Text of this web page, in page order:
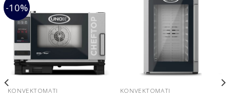
-10%
KONVEKTOMATI KONVEKTOMATI